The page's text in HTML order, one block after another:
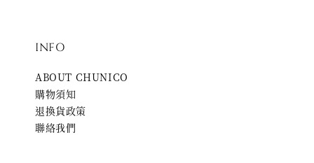
INFO
ABOUT CHUNICO
購物須知
退換貨政策
聯絡我們